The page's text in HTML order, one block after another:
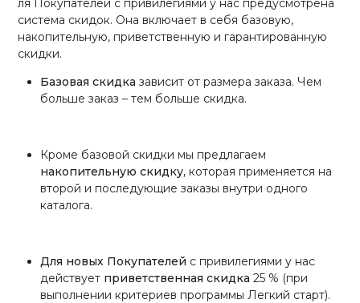
ля Покупателей с привилегиями у нас предусмотрена
система скидок. Она включает в себя базовую,
накопительную, приветственную и гарантированную
скидки.
Базовая скидка зависит от размера заказа. Чем
больше заказ – тем больше скидка.
Кроме базовой скидки мы предлагаем
накопительную скидку, которая применяется на
второй и последующие заказы внутри одного
каталога.
Для новых Покупателей с привилегиями у нас
действует приветственная скидка 25 % (при
выполнении критериев программы Легкий старт).